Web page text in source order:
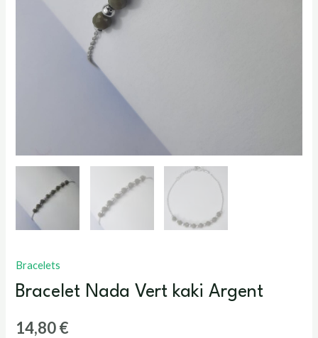
Bracelets
Bracelet Nada Vert kaki Argent
14,80€